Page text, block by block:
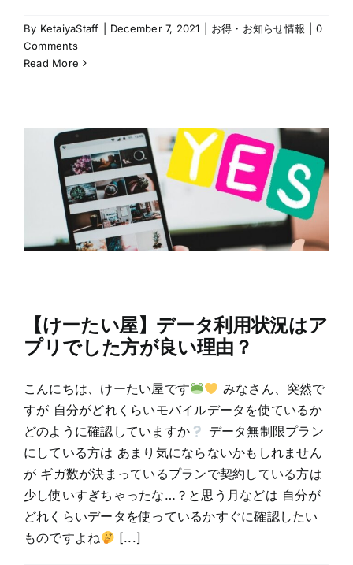
By KetaiyaStaff December 7, 2021 お得・お知らせ情報
0
Comments
Read More
【けーたい屋】データ利用状況はア
プリでした方が良い理由？
こんにちは、けーたい屋です
みなさん、突然で
すが 自分がどれくらいモバイルデータを使ているか
どのように確認していますか
データ無制限プラン
にしている方は あまり気にならないかもしれません
が ギガ数が決まっているプランで契約している方は
少し使いすぎちゃったな…？と思う月などは 自分が
どれくらいデータを使っているかすぐに確認したい
ものですよね
[...]